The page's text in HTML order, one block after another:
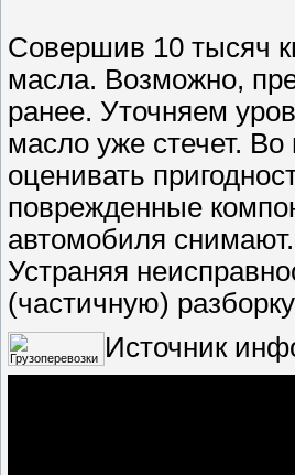
Совершив 10 тысяч
масла. Возможно,
ранее. Уточняем
масло уже стечет.
оценивать
поврежденные
автомобиля
Устраняя
(частичную)
Источник